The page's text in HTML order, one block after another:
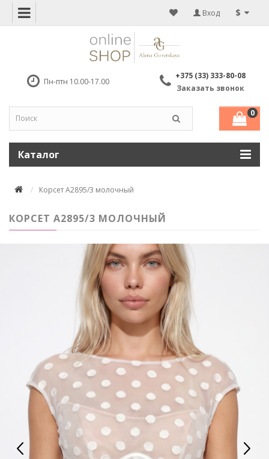
$
Вход
Пн-птн 10.00-17.00
+375 (33) 333-80-08
Заказать звонок
0
Каталог
Корсет А2895/3 молочный
КОРСЕТ А2895/3 МОЛОЧНЫЙ